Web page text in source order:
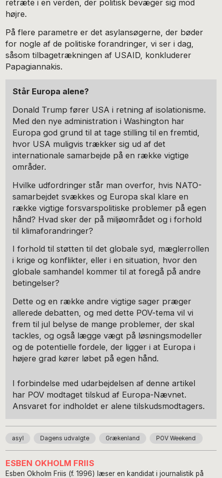
retræte i en verden, der politisk bevæger sig mod
højre.
På flere parametre er det asylansøgerne, der bøder
for nogle af de politiske forandringer, vi ser i dag,
såsom tilbagetrækningen af USAID, konkluderer
Papagiannakis.
Står Europa alene?
Donald Trump fører USA i retning af isolationisme.
Med den nye administration i Washington har
Europa god grund til at tage stilling til en fremtid,
hvor USA muligvis trækker sig ud af det
internationale samarbejde på en række vigtige
områder.
Hvilke udfordringer står man overfor, hvis NATO-
samarbejdet svækkes og Europa skal klare en
række vigtige forsvarspolitiske problemer på egen
hånd? Hvad sker der på miljøområdet og i forhold
til klimaforandringer?
I forhold til støtten til det globale syd, mæglerrollen
i krige og konflikter, eller i en situation, hvor den
globale samhandel kommer til at foregå på andre
betingelser?
Dette og en række andre vigtige sager præger
allerede debatten, og med dette POV-tema vil vi
frem til jul belyse de mange problemer, der skal
tackles, og også lægge vægt på løsningsmodeller
og de potentielle fordele, der ligger i at Europa i
højere grad kører løbet på egen hånd.
I forbindelse med udarbejdelsen af denne artikel
har POV modtaget tilskud af Europa-Nævnet.
Ansvaret for indholdet er alene tilskudsmodtagers.
asyl Dagens udvalgte Grækenland POV Weekend
ESBEN OKHOLM FRIIS
Esben Okholm Friis (f. 1996) læser en kandidat i journalistik på